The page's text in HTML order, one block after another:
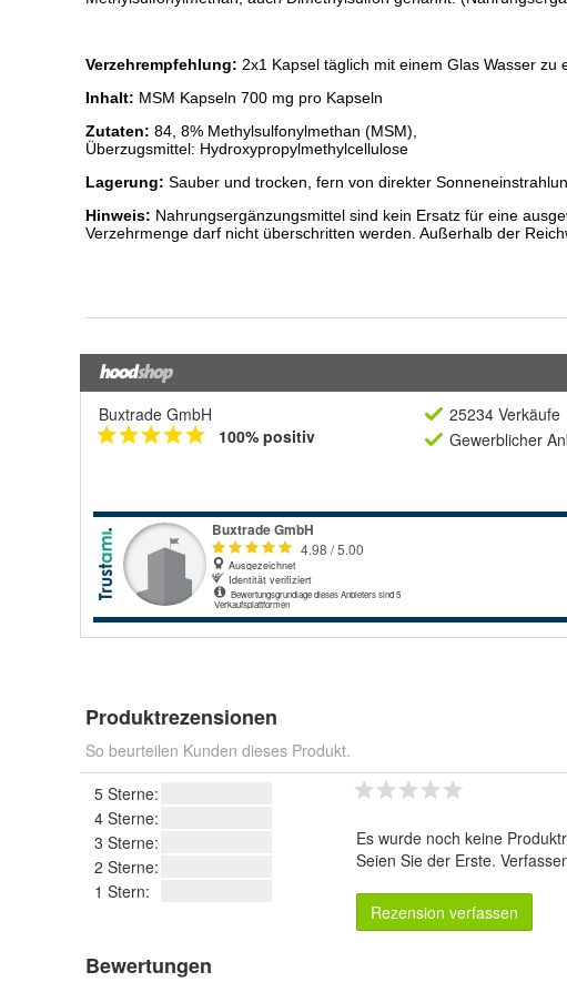
Buxtrade GmbH
100% positiv
25234 Verkäufe
Gewerblicher
Produktrezensionen
So beurteilen Kunden dieses Produkt.
5 Sterne:
4 Sterne:
3 Sterne:
2 Sterne:
1 Stern:
Es wurde noch keine
Seien Sie der Erste.
Rezension verfassen
Bewertungen